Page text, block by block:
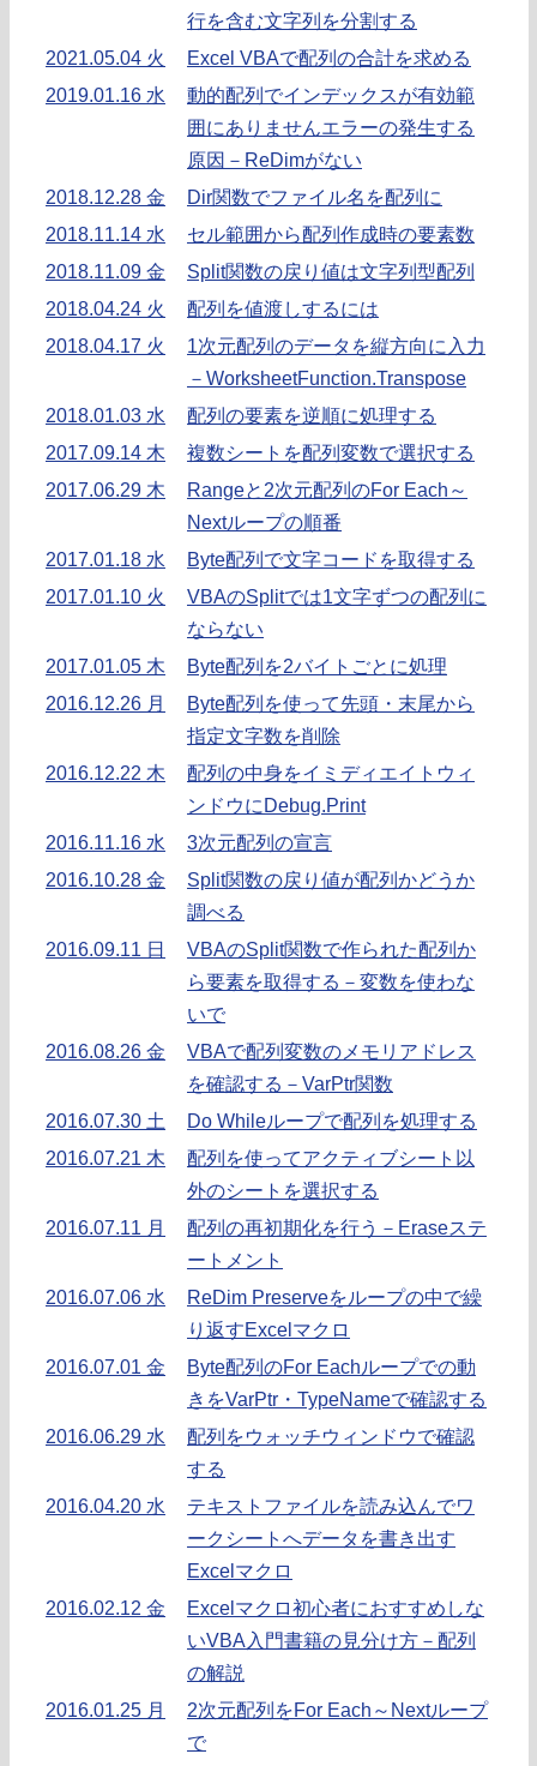
行を含む文字列を分割する
2021.05.04 火
Excel VBAで配列の合計を求める
2019.01.16 水
動的配列でインデックスが有効範
囲にありませんエラーの発生する
原因－ReDimがない
2018.12.28 金
Dir関数でファイル名を配列に
2018.11.14 水
セル範囲から配列作成時の要素数
2018.11.09 金
Split関数の戻り値は文字列型配列
2018.04.24 火
配列を値渡しするには
2018.04.17 火
1次元配列のデータを縦方向に入力
－WorksheetFunction.Transpose
2018.01.03 水
配列の要素を逆順に処理する
2017.09.14 木
複数シートを配列変数で選択する
2017.06.29 木
Rangeと2次元配列のFor Each～
Nextループの順番
2017.01.18 水
Byte配列で文字コードを取得する
2017.01.10 火
VBAのSplitでは1文字ずつの配列に
ならない
2017.01.05 木
Byte配列を2バイトごとに処理
2016.12.26 月
Byte配列を使って先頭・末尾から
指定文字数を削除
2016.12.22 木
配列の中身をイミディエイトウィ
ンドウにDebug.Print
2016.11.16 水
3次元配列の宣言
2016.10.28 金
Split関数の戻り値が配列かどうか
調べる
2016.09.11 日
VBAのSplit関数で作られた配列か
ら要素を取得する－変数を使わな
いで
2016.08.26 金
VBAで配列変数のメモリアドレス
を確認する－VarPtr関数
2016.07.30 土
Do Whileループで配列を処理する
2016.07.21 木
配列を使ってアクティブシート以
外のシートを選択する
2016.07.11 月
配列の再初期化を行う－Eraseステ
ートメント
2016.07.06 水
ReDim Preserveをループの中で繰
り返すExcelマクロ
2016.07.01 金
Byte配列のFor Eachループでの動
きをVarPtr・TypeNameで確認する
2016.06.29 水
配列をウォッチウィンドウで確認
する
2016.04.20 水
テキストファイルを読み込んでワ
ークシートへデータを書き出す
Excelマクロ
2016.02.12 金
Excelマクロ初心者におすすめしな
いVBA入門書籍の見分け方－配列
の解説
2016.01.25 月
2次元配列をFor Each～Nextループ
で